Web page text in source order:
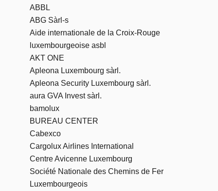
ABBL
ABG Sàrl-s
Aide internationale de la Croix-Rouge
luxembourgeoise asbl
AKT ONE
Apleona Luxembourg sàrl.
Apleona Security Luxembourg sàrl.
aura GVA Invest sàrl.
bamolux
BUREAU CENTER
Cabexco
Cargolux Airlines International
Centre Avicenne Luxembourg
Société Nationale des Chemins de Fer
Luxembourgeois